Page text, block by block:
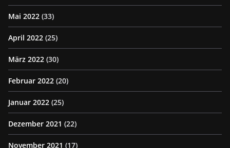
Mai 2022 (33)
April 2022 (25)
März 2022 (30)
Februar 2022 (20)
Januar 2022 (25)
Dezember 2021 (22)
November 2021 (17)